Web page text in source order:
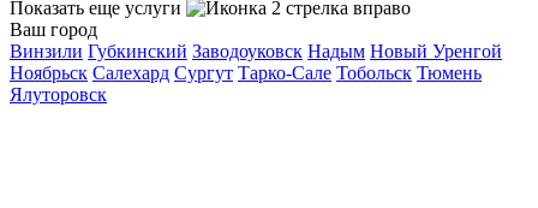
Показать еще услуги
Ваш город
Винзили Губкинский Заводоуковск Надым Новый Уренгой
Ноябрьск Салехард Сургут Тарко-Сале Тобольск Тюмень
Ялуторовск